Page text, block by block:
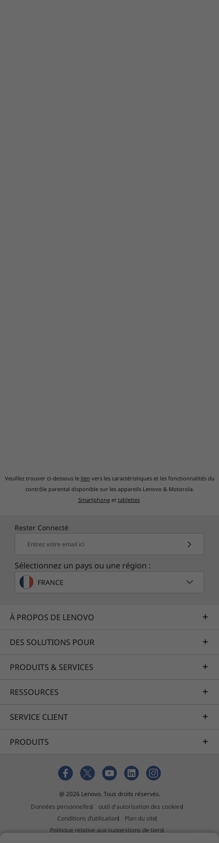
Veuillez trouver ci-dessous le lien vers les caractéristiques et les fonctionnalités du
contrôle parental disponible sur les appareils Lenovo & Motorola.
Smartphoneet tablettes
Rester Connecté
Entrez votre email ici
Sélectionnez un pays ou une région :
FRANCE
À PROPOS DE LENOVO
DES SOLUTIONS POUR
PRODUITS & SERVICES
RESSOURCES
SERVICE CLIENT
PRODUITS
@ 2026 Lenovo. Tous droits réservés.
Données personnelles
outil d'autorisation des cookies
Conditions d’utilisation
Plan du site
Politique relative aux suggestions de tiers